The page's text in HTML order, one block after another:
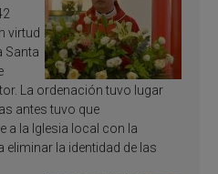
virtud
Santa
La ordenación tuvo lugar
antes tuvo que
a la Iglesia local con la
la identidad de las